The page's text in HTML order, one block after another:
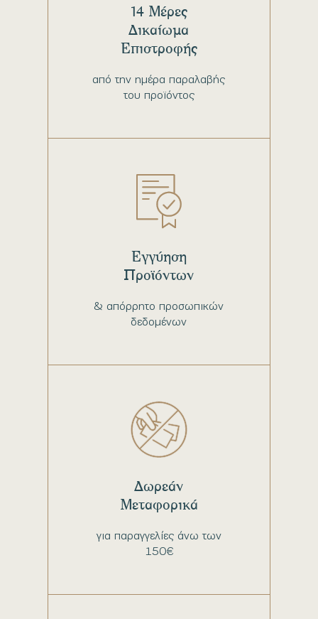
από την ημέρα παραλαβής
του προϊόντος
14 Μέρες
Δικαίωμα
Επιστροφής
& απόρρητο προσωπικών
δεδομένων
Εγγύηση
Προϊόντων
για παραγγελίες άνω των
150€
Δωρεάν
Μεταφορικά